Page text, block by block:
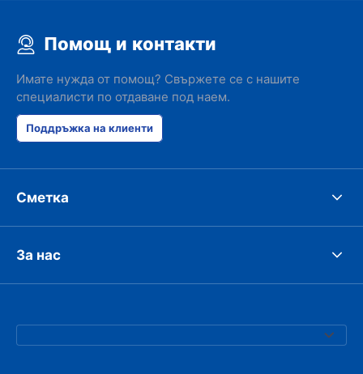
Помощ и контакти
Имате нужда от помощ? Свържете се с нашите
специалисти по отдаване под наем.
Поддръжка на клиенти
Сметка
За нас